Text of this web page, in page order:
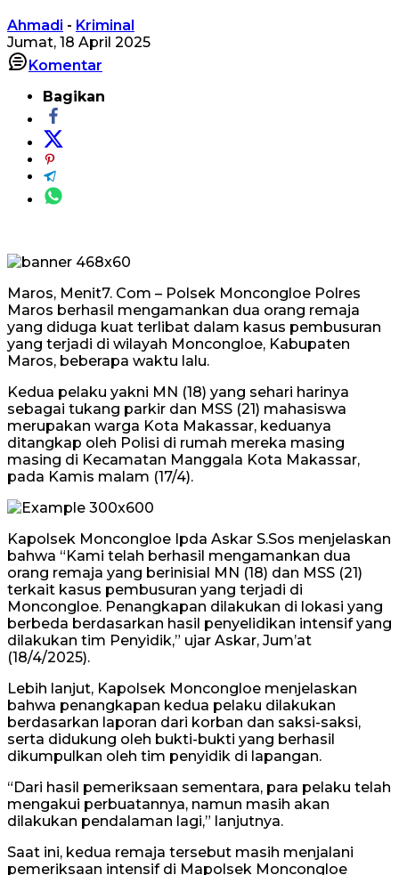
Ahmadi - Kriminal
Jumat, 18 April 2025
Komentar
Bagikan
Maros, Menit7. Com – Polsek Moncongloe Polres
Maros berhasil mengamankan dua orang remaja
yang diduga kuat terlibat dalam kasus pembusuran
yang terjadi di wilayah Moncongloe, Kabupaten
Maros, beberapa waktu lalu.
Kedua pelaku yakni MN (18) yang sehari harinya
sebagai tukang parkir dan MSS (21) mahasiswa
merupakan warga Kota Makassar, keduanya
ditangkap oleh Polisi di rumah mereka masing
masing di Kecamatan Manggala Kota Makassar,
pada Kamis malam (17/4).
Kapolsek Moncongloe Ipda Askar S.Sos menjelaskan
bahwa “Kami telah berhasil mengamankan dua
orang remaja yang berinisial MN (18) dan MSS (21)
terkait kasus pembusuran yang terjadi di
Moncongloe. Penangkapan dilakukan di lokasi yang
berbeda berdasarkan hasil penyelidikan intensif yang
dilakukan tim Penyidik,” ujar Askar, Jum’at
(18/4/2025).
Lebih lanjut, Kapolsek Moncongloe menjelaskan
bahwa penangkapan kedua pelaku dilakukan
berdasarkan laporan dari korban dan saksi-saksi,
serta didukung oleh bukti-bukti yang berhasil
dikumpulkan oleh tim penyidik di lapangan.
“Dari hasil pemeriksaan sementara, para pelaku telah
mengakui perbuatannya, namun masih akan
dilakukan pendalaman lagi,” lanjutnya.
Saat ini, kedua remaja tersebut masih menjalani
pemeriksaan intensif di Mapolsek Moncongloe